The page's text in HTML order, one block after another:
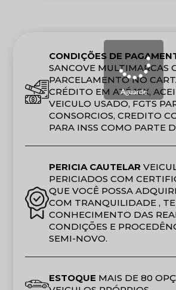
CONDIÇÕES DE
SANCOVE MULTIMARCAS
PARCELAMENTO NO
CRÉDITO EM ATÉ 18X,
VEICULO USADO, FGTS
CONSORCIOS, CREDITO
PARA INSS COMO PARTE
PERICIA CAUTELAR
PERICIADOS COM
QUE VOCÊ POSSA
COM TRANQUILIDADE ,
CONHECIMENTO DAS
CONDIÇÕES E
SEMI-NOVO.
ESTOQUE MAIS DE 80
Aguarde